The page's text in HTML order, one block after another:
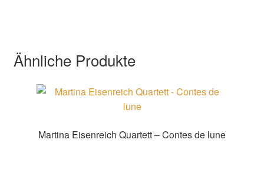
Ähnliche Produkte
Martina Eisenreich Quartett – Contes de lune